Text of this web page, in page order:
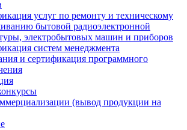
услуг по ремонту и техническому
бытовой радиоэлектронной
электробытовых машин и приборов
систем менеджмента
и сертификация программного
(вывод продукции на